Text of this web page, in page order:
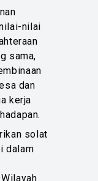
nilai
sama,
dan
kerja
solat
dalam